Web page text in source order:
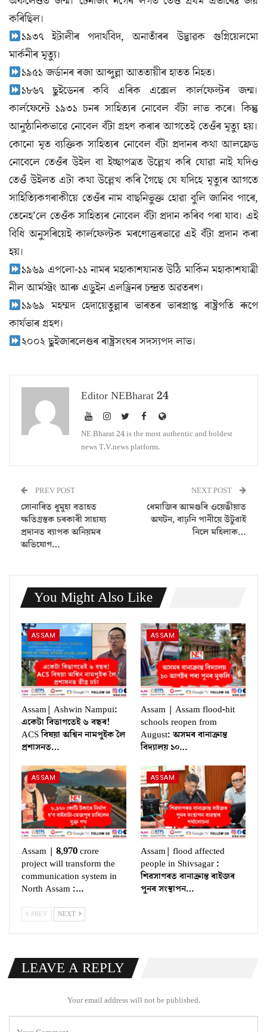
কৰিছিল।
১৯৩৭ ইটালীৰ পদার্থবিদ, অনাতাঁৰৰ উদ্ভাৱক গুগ্নিয়েলমো
মার্কনীৰ মৃত্যু।
১৯৫১ জর্ডানৰ ৰজা আব্দুল্লা আততায়ীৰ হাতত নিহত।
১৮৬৭ ছুইডেনৰ কবি এৰিক এক্সেল কার্লফেল্টৰ জন্ম।
কার্লফেন্টে ১৯৩১ চনৰ সাহিত্যৰ নোবেল বঁটা লাভ কৰে। কিন্তু
আনুষ্ঠানিকভাৱে নোবেল বঁটা গ্ৰহণ কৰাৰ আগতেই তেওঁৰ মৃত্যু হয়।
কোনো মৃত ব্যক্তিক সাহিত্যৰ নোবেল বঁটা প্ৰদানৰ কথা আলফ্রেড
নোবেলে তেওঁৰ উইল বা ইচ্ছাপত্ৰত উল্লেখ কৰি যোৱা নাই যদিও
তেওঁ উইলত এটা কথা উল্লেখ কৰি গৈছে যে যদিহে মৃত্যুৰ আগতে
সাহিত্যিকগৰাকীয়ে তেওঁৰ নাম বাছনিভুক্ত হোৱা বুলি জানিব পাৰে,
তেনেহ’লে তেওঁক সাহিত্যৰ নোবেল বঁটা প্ৰদান কৰিব পৰা যাব। এই
বিধি অনুসৰিয়েই কার্লফেল্টক মৰণোত্তৰভাৱে এই বঁটা প্ৰদান কৰা
হয়।
১৯৬৯ এপলো-১১ নামৰ মহাকাশযানত উঠি মার্কিন মহাকাশযাত্রী
নীল আর্মস্ট্রং আৰু এডুইন এলড্ৰিনৰ চন্দ্ৰত অৱতৰণ।
১৯৬৯ মহম্মদ হেদায়েতুল্লাৰ ভাৰতৰ ভাৰপ্ৰাপ্ত ৰাষ্ট্ৰপতি ৰূপে
কাৰ্যভাৰ গ্ৰহণ।
২০০২ ছুইজাৰলেণ্ডৰ ৰাষ্ট্ৰসংঘৰ সদস্যপদ লাভ।
Editor NEBharat 24
NE Bharat 24 is the most authentic and boldest
news T.V.news platform.
PREV POST
সোনাৰিত ধুমুহা বতাহত
ক্ষতিগ্ৰস্তক চৰকাৰী সাহায্য
প্ৰদানত ব্যাপক অনিয়মৰ
অভিযোগ…
NEXT POST
ধেমাজিৰ আমগুৰি ওয়েঙীয়াত
অঘটন, বাঢ়নি পানীয়ে উটুৱাই
নিলে মহিলাক…
You Might Also Like
ASSAM
Assam| Ashwin Nampui:
একেটা বিভাগতেই ৬ বছৰ!
ACS বিষয়া অশ্বিন নামপুইক লৈ
প্ৰশাসনত…
ASSAM
Assam | Assam flood-hit
schools reopen from
August: অসমৰ বানাক্ৰান্ত
বিদ্যালয় ১০…
ASSAM
Assam | 8,970 crore
project will transform the
communication system in
North Assam :…
ASSAM
Assam| flood affected
people in Shivsagar :
শিৱসাগৰত বানাক্ৰান্ত ৰাইজৰ
পুনৰ সংস্থাপন…
PREV NEXT
LEAVE A REPLY
Your email address will not be published.